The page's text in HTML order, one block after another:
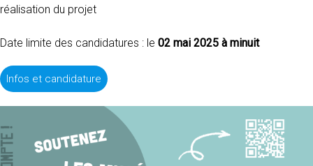
réalisation du projet
Date limite des candidatures : le 02 mai 2025 à minuit
Infos et candidature